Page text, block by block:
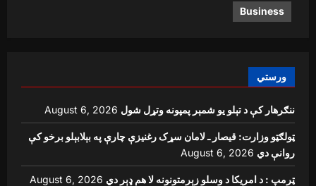
Business
ورستي
ننګرهار کې د تېلو یو شمېر پمپونه وتړل شول August 6, 2026
ټولګټو وزارت: قیصار ـ لامان سړک رغنیزې چارې په بېلابېلو برخو کې
روانې دي August 6, 2026
ټرمپ : د امریکا د وسلو زېرمتونونه لا هم ډېر دي August 6, 2026